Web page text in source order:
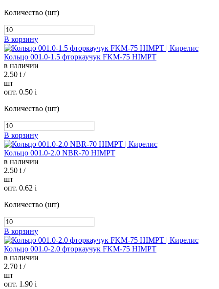
Количество (шт)
В корзину
Кольцо 001.0-1.5 фторкаучук FKM-75 HIMPT
в наличии
2.50 i /
шт
опт. 0.50 i
Количество (шт)
В корзину
Кольцо 001.0-2.0 NBR-70 HIMPT
в наличии
2.50 i /
шт
опт. 0.62 i
Количество (шт)
В корзину
Кольцо 001.0-2.0 фторкаучук FKM-75 HIMPT
в наличии
2.70 i /
шт
опт. 1.90 i